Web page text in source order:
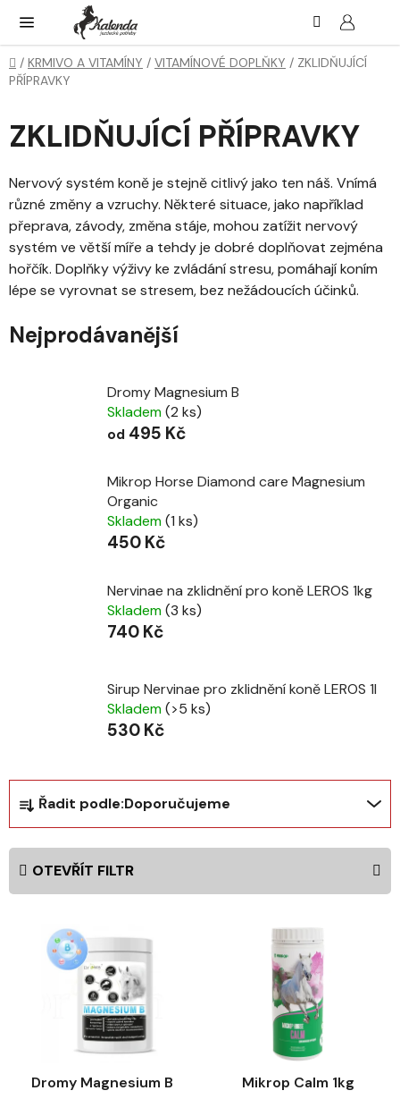
obsah
Domů
/ KRMIVO A VITAMÍNY / VITAMÍNOVÉ DOPLŇKY / ZKLIDŇUJÍCÍ
PŘÍPRAVKY
ZKLIDŇUJÍCÍ PŘÍPRAVKY
Nervový systém koně je stejně citlivý jako ten náš. Vnímá
různé změny a vzruchy. Některé situace, jako například
přeprava, závody, změna stáje, mohou zatížit nervový
systém ve větší míře a tehdy je dobré doplňovat zejména
hořčík. Doplňky výživy ke zvládání stresu, pomáhají koním
lépe se vyrovnat se stresem, bez nežádoucích účinků.
Nejprodávanější
Dromy Magnesium B
Skladem(2 ks)
od 495 Kč
Mikrop Horse Diamond care Magnesium
Organic
Skladem(1 ks)
450 Kč
Nervinae na zklidnění pro koně LEROS 1kg
Skladem(3 ks)
740 Kč
Sirup Nervinae pro zklidnění koně LEROS 1l
Skladem(>5 ks)
530 Kč
a
z
e
n
Řadit podle:Doporučujeme
OTEVŘÍT FILTR
Dromy Magnesium B Mikrop Calm 1kg